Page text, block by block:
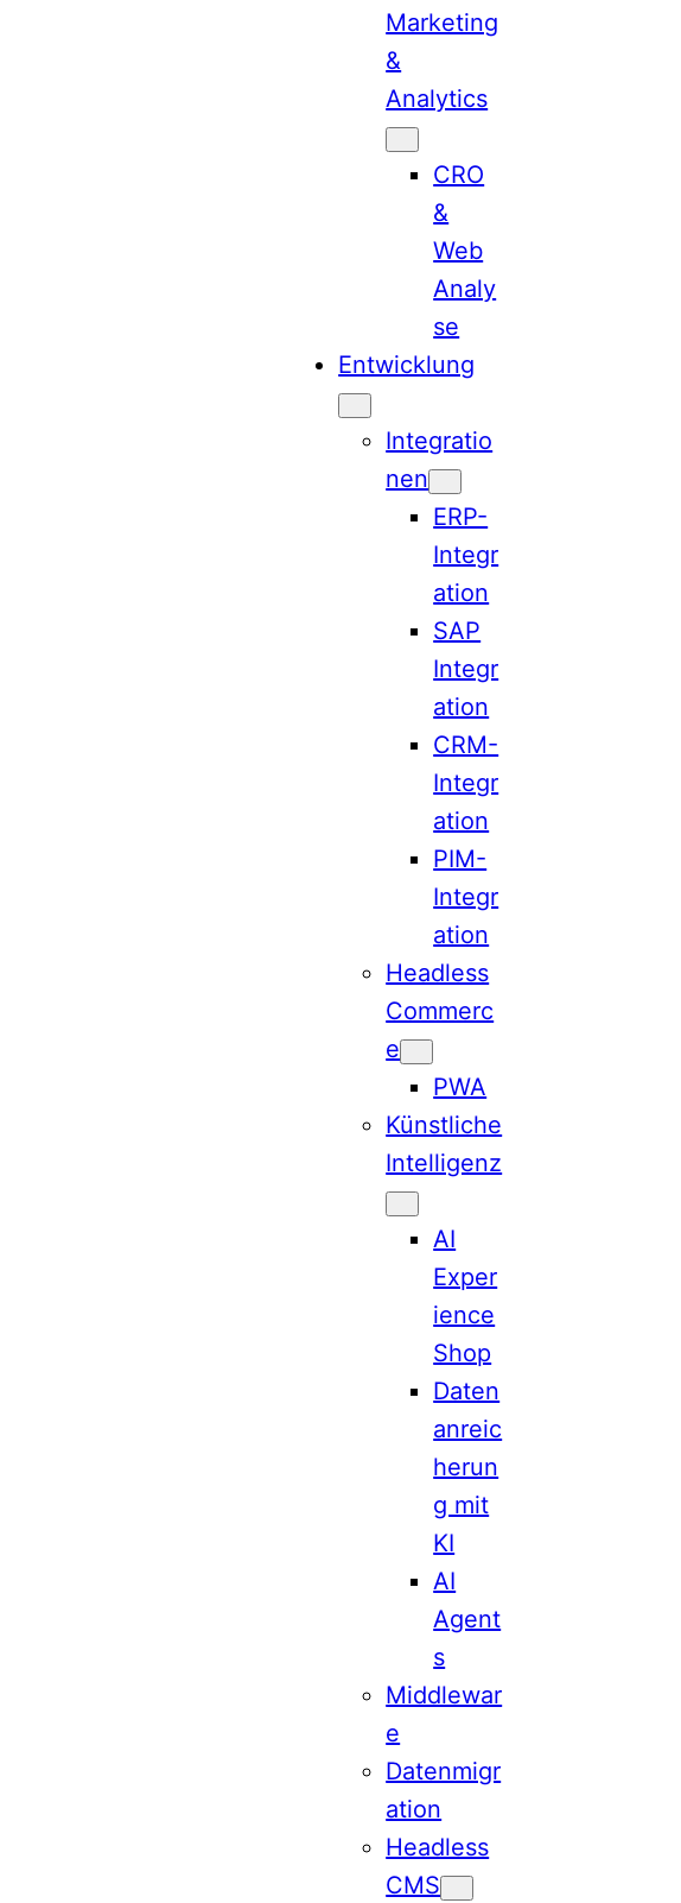
Marketing
&
Analytics
CRO
&
Web
Analy
se
Entwicklung
Integratio
nen
ERP-
Integr
ation
SAP
Integr
ation
CRM-
Integr
ation
PIM-
Integr
ation
Headless
Commerc
e
PWA
Künstliche
Intelligenz
AI
Exper
ience
Shop
Daten
anreic
herun
g mit
KI
AI
Agent
s
Middlewar
e
Datenmigr
ation
Headless
CMS